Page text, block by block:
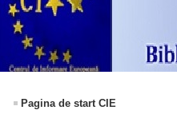
Pagina de start CIE